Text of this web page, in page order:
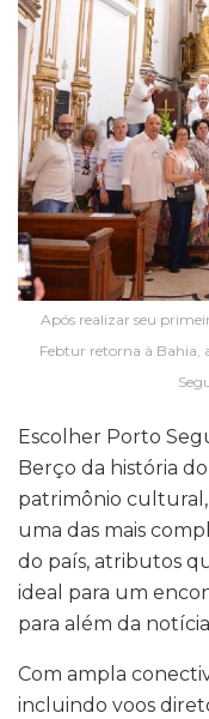
Após realizar seu
Febtur retorna à Bahia,
Escolher Porto
Berço da história
patrimônio cultural,
uma das mais
do país, atributos
ideal para um
para além da
Com ampla
incluindo voos